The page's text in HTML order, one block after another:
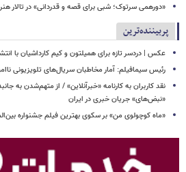
«دورهمی سرتوک؛ شبی برای قصه و قدردانی» در تالار
پربیننده‌ترین
عکس | دردسر تازه برای همیلتون و کیم کارداشیان با
رئیس سیمافیلم: آمار مخاطبان سریال‌های تلویزیونی
نقد کاربران به کارنامه «خبرآنلاین» / از متهم‌شدن به
«نبض‌های» جریان خبری در ایران
«ماه کوچولوی من» بر سکوی بهترین فیلم جشنواره